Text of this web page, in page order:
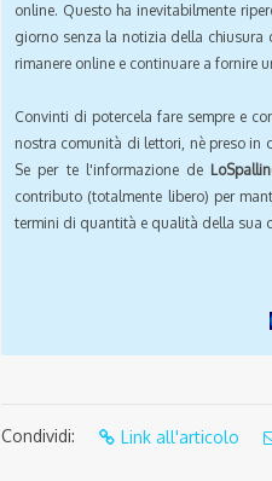
online. Questo ha inevitabilmente
giorno senza la notizia della chiusura
rimanere online e continuare a fornire
Convinti di potercela fare sempre e
nostra comunità di lettori, nè preso
Se per te l'informazione de
contributo (totalmente libero) per
termini di quantità e qualità della sua
Condividi: Link all'articolo